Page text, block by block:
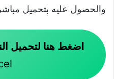
والحصول عليه بتحميل
اضغط هنا لتحميل